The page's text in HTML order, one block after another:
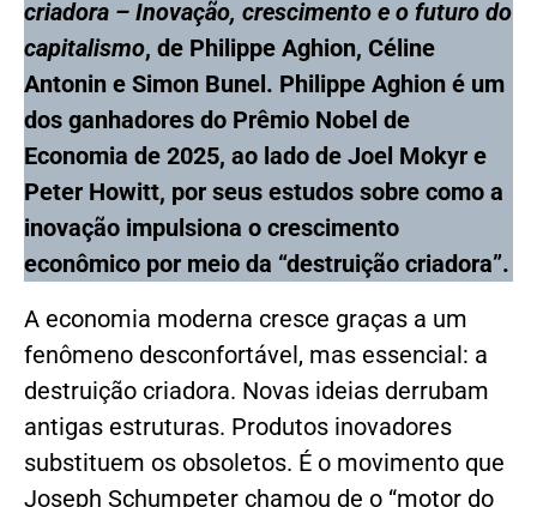
criadora – Inovação, crescimento e o futuro do
capitalismo, de Philippe Aghion, Céline
Antonin e Simon Bunel. Philippe Aghion é um
dos ganhadores do Prêmio Nobel de
Economia de 2025, ao lado de Joel Mokyr e
Peter Howitt, por seus estudos sobre como a
inovação impulsiona o crescimento
econômico por meio da “destruição criadora”.
A economia moderna cresce graças a um
fenômeno desconfortável, mas essencial: a
destruição criadora. Novas ideias derrubam
antigas estruturas. Produtos inovadores
substituem os obsoletos. É o movimento que
Joseph Schumpeter chamou de o “motor do